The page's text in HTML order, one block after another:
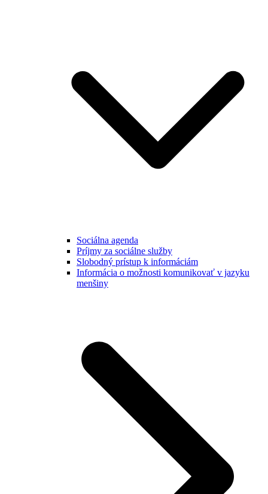
Sociálna agenda
Príjmy za sociálne služby
Slobodný prístup k informáciám
Informácia o možnosti komunikovať v jazyku
menšiny